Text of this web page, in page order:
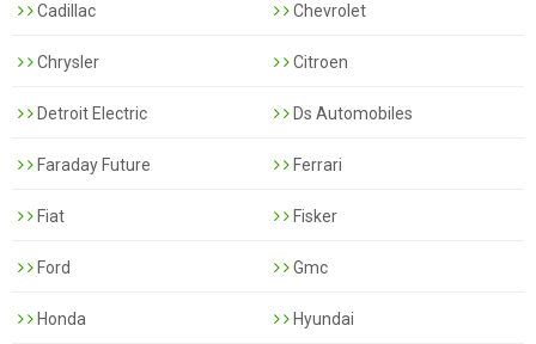
Cadillac Chevrolet
Chrysler Citroen
Detroit Electric Ds Automobiles
Faraday Future Ferrari
Fiat Fisker
Ford Gmc
Honda Hyundai